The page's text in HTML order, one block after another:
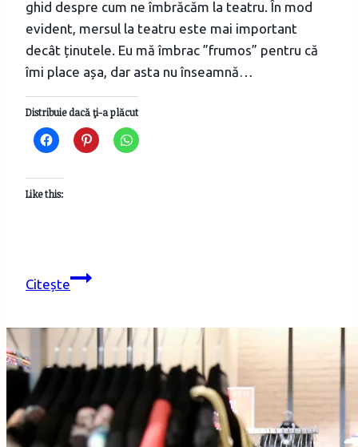
ghid despre cum ne îmbrăcăm la teatru. În mod
evident, mersul la teatru este mai important
decât ținutele. Eu mă îmbrac ”frumos” pentru că
îmi place așa, dar asta nu înseamnă…
Distribuie dacă ţi-a plăcut
Like this:
CiteșteGarderoba
teatru
și
spectacole